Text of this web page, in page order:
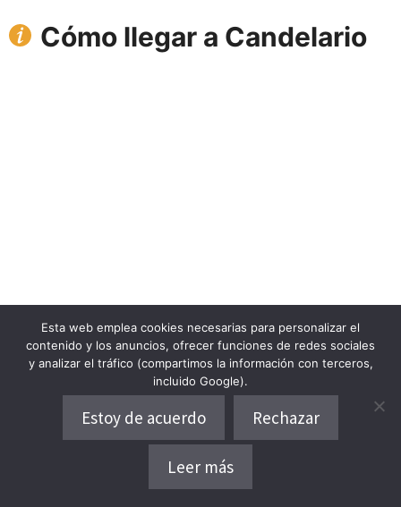
Cómo llegar a Candelario
Esta web emplea cookies necesarias para personalizar el
contenido y los anuncios, ofrecer funciones de redes sociales
y analizar el tráfico (compartimos la información con terceros,
incluido Google).
Estoy de acuerdo Rechazar
Leer más